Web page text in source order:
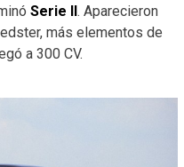
Serie II. Aparecieron
más elementos de
a 300 CV.